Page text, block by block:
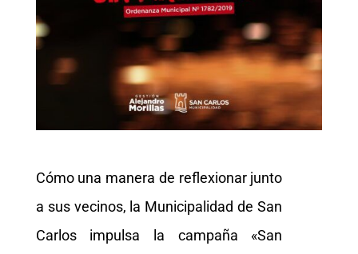
Cómo una manera de reflexionar junto
a sus vecinos, la Municipalidad de San
Carlos impulsa la campaña «San